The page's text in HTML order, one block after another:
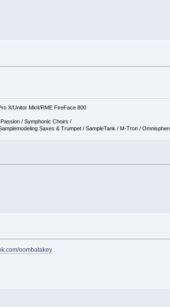
X/Unitor MkII/RME FireFace 800
/ Symphonic Choirs /
Saxes & Trumpet / SampleTank / M-Tron /
oombatakey